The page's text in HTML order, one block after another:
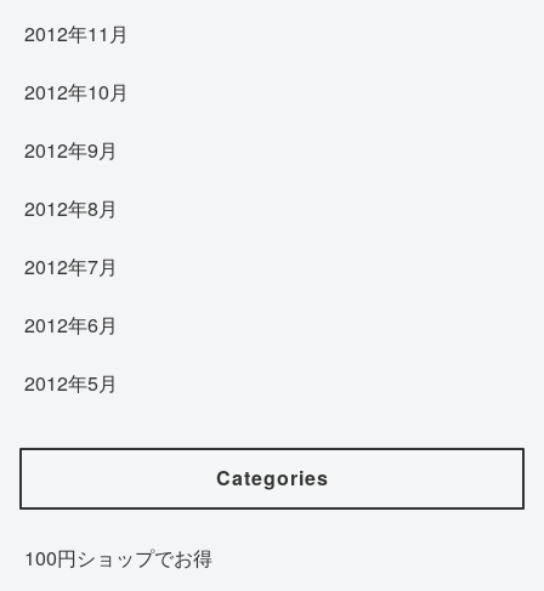
2012年11月
2012年10月
2012年9月
2012年8月
2012年7月
2012年6月
2012年5月
Categories
100円ショップでお得